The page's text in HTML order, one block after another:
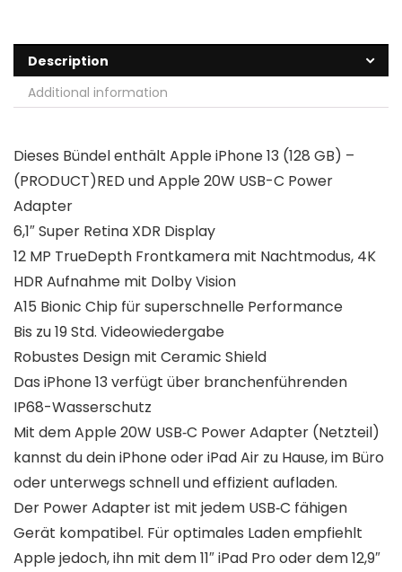
Description
Additional information
Dieses Bündel enthält Apple iPhone 13 (128 GB) –
(PRODUCT)RED und Apple 20W USB-C Power
Adapter
6,1″ Super Retina XDR Display
12 MP TrueDepth Frontkamera mit Nachtmodus, 4K
HDR Aufnahme mit Dolby Vision
A15 Bionic Chip für superschnelle Performance
Bis zu 19 Std. Videowiedergabe
Robustes Design mit Ceramic Shield
Das iPhone 13 verfügt über branchenführenden
IP68-Wasserschutz
Mit dem Apple 20W USB‑C Power Adapter (Netzteil)
kannst du dein iPhone oder iPad Air zu Hause, im Büro
oder unterwegs schnell und effizient aufladen.
Der Power Adapter ist mit jedem USB‑C fähigen
Gerät kompatibel. Für optimales Laden empfiehlt
Apple jedoch, ihn mit dem 11″ iPad Pro oder dem 12,9″